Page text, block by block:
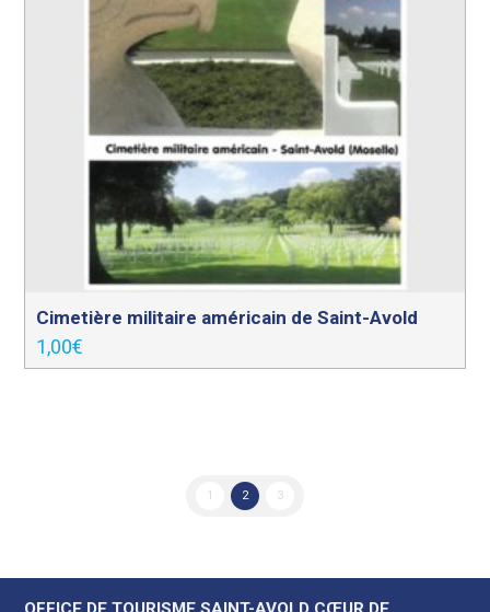
Cimetière militaire américain de Saint-Avold
1,00€
1 2 3